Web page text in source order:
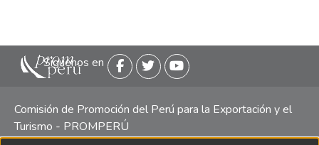
Siguenos en
Comisión de Promoción del Perú para la Exportación y el
Turismo - PROMPERÚ